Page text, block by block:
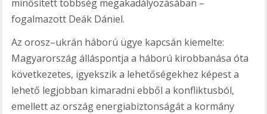
minősített többség megakadályozásában –
fogalmazott Deák Dániel.
Az orosz–ukrán háború ügye kapcsán kiemelte:
Magyarország álláspontja a háború kirobbanása óta
következetes, igyekszik a lehetőségekhez képest a
lehető legjobban kimaradni ebből a konfliktusból,
emellett az ország energiabiztonságát a kormány